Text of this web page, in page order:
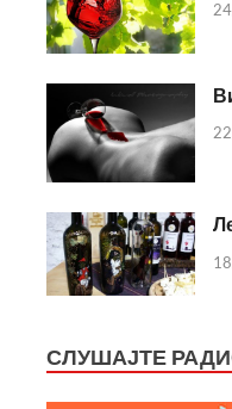
СЛУШАЈТЕ